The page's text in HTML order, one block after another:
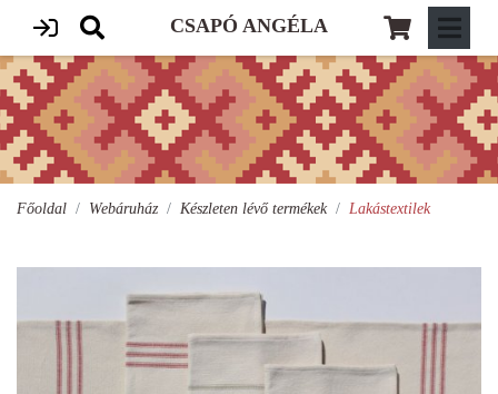
CSAPÓ ANGÉLA
Főoldal Webáruház Készleten lévő termékek Lakástextilek